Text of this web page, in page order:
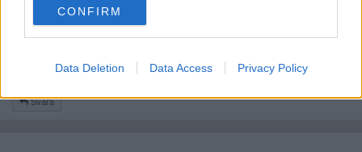
CONFIRM
Data Deletion Data Access Privacy Policy
Försöka som tidigare kommentar, få på lite trummor bas och en
gitarr till!
Svara